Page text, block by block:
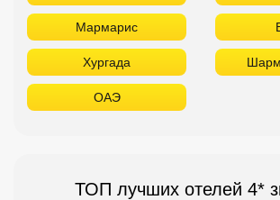
Мармарис
Хургада
ОАЭ
ТОП лучших отелей 4*